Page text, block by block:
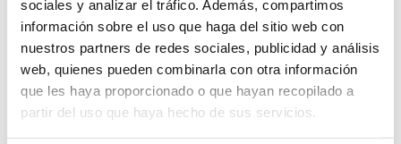
sociales y analizar el tráfico. Además, compartimos
información sobre el uso que haga del sitio web con
nuestros partners de redes sociales, publicidad y análisis
web, quienes pueden combinarla con otra información
que les haya proporcionado o que hayan recopilado a
partir del uso que haya hecho de sus servicios.
Cajas